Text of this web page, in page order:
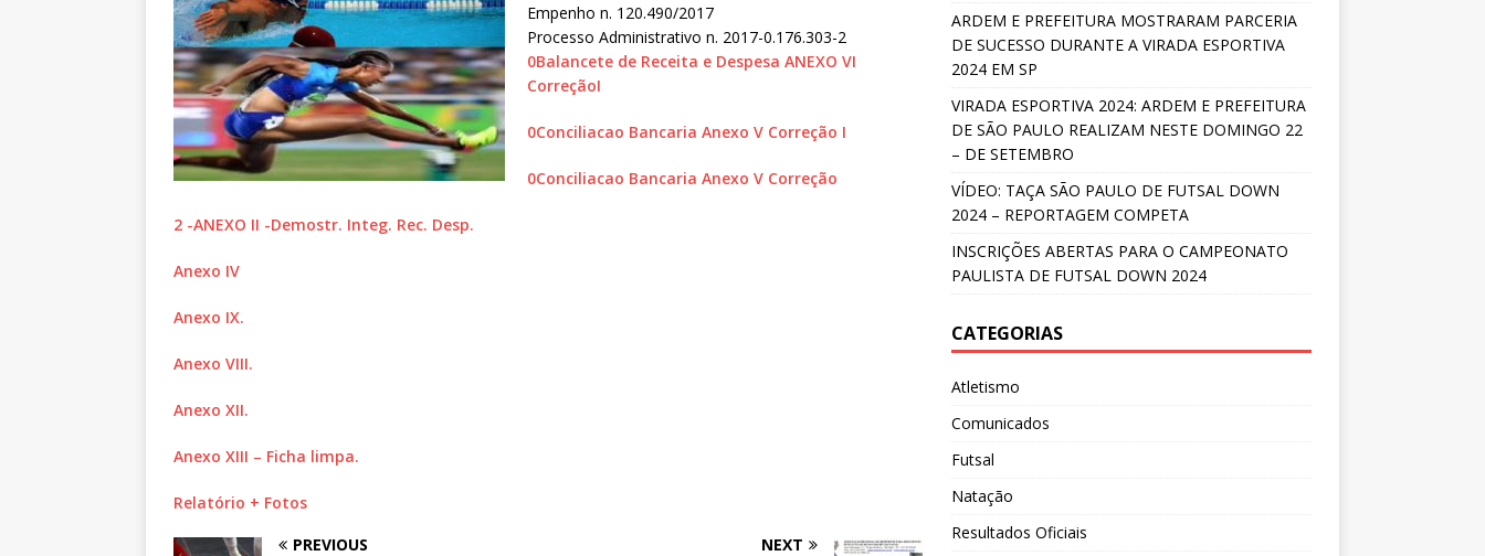
Empenho n. 120.490/2017
Processo Administrativo n. 2017-0.176.303-2
0Balancete de Receita e Despesa ANEXO VI
CorreçãoI
0Conciliacao Bancaria Anexo V Correção I
0Conciliacao Bancaria Anexo V Correção
2 -ANEXO II -Demostr. Integ. Rec. Desp.
Anexo IV
Anexo IX.
Anexo VIII.
Anexo XII.
Anexo XIII – Ficha limpa.
Relatório + Fotos
PREVIOUS
NEXT
ARDEM E PREFEITURA MOSTRARAM PARCERIA
DE SUCESSO DURANTE A VIRADA ESPORTIVA
2024 EM SP
VIRADA ESPORTIVA 2024: ARDEM E PREFEITURA
DE SÃO PAULO REALIZAM NESTE DOMINGO 22
– DE SETEMBRO
VÍDEO: TAÇA SÃO PAULO DE FUTSAL DOWN
2024 – REPORTAGEM COMPETA
INSCRIÇÕES ABERTAS PARA O CAMPEONATO
PAULISTA DE FUTSAL DOWN 2024
CATEGORIAS
Atletismo
Comunicados
Futsal
Natação
Resultados Oficiais